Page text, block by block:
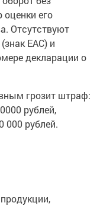
его
Отсутствуют
ЕАС) и
декларации о
грозит штраф:
рублей,
000 рублей.